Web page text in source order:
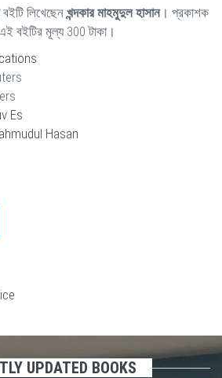
বইটি লিখেছেন খন্দকার মাহমুদুল হাসান। প্রকাশক
বইটির মূল্য 300 টাকা।
Es
Hasan
UPDATED BOOKS